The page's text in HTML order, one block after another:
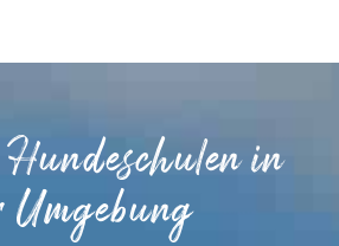
in
Umgebung